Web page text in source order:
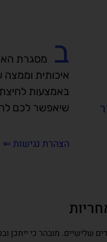
ב
מסגרת
איכותית
באמצעות
שיאפשר לכם
הצהרת נגישות |
שלישיים. מובהר כי